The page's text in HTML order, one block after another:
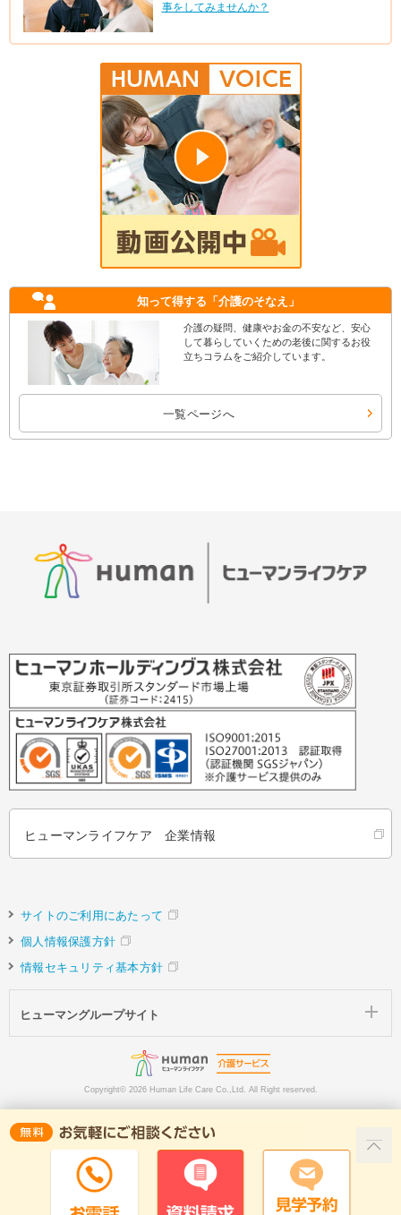
事をしてみませんか？
知って得する 「介護のそなえ」
介護の疑問、健康やお金の不安など、安心
して暮らしていくための老後に関するお役
立ちコラムをご紹介しています。
一覧ページへ
ヒューマンライフケア 企業情報
サイトのご利用にあたって
個人情報保護方針
情報セキュリティ基本方針
ヒューマングループサイト
Copyright© 2026 Human Life Care Co.,Ltd. All Right reserved.